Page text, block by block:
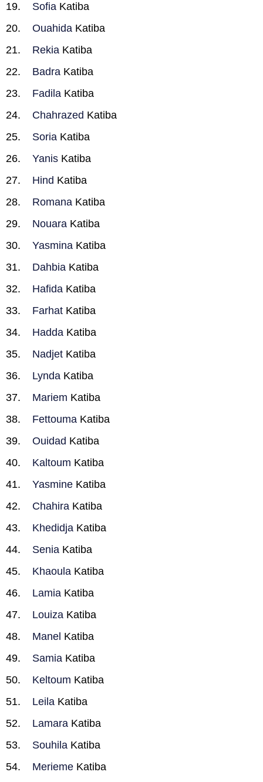
Sofia Katiba
Ouahida Katiba
Rekia Katiba
Badra Katiba
Fadila Katiba
Chahrazed Katiba
Soria Katiba
Yanis Katiba
Hind Katiba
Romana Katiba
Nouara Katiba
Yasmina Katiba
Dahbia Katiba
Hafida Katiba
Farhat Katiba
Hadda Katiba
Nadjet Katiba
Lynda Katiba
Mariem Katiba
Fettouma Katiba
Ouidad Katiba
Kaltoum Katiba
Yasmine Katiba
Chahira Katiba
Khedidja Katiba
Senia Katiba
Khaoula Katiba
Lamia Katiba
Louiza Katiba
Manel Katiba
Samia Katiba
Keltoum Katiba
Leila Katiba
Lamara Katiba
Souhila Katiba
Merieme Katiba